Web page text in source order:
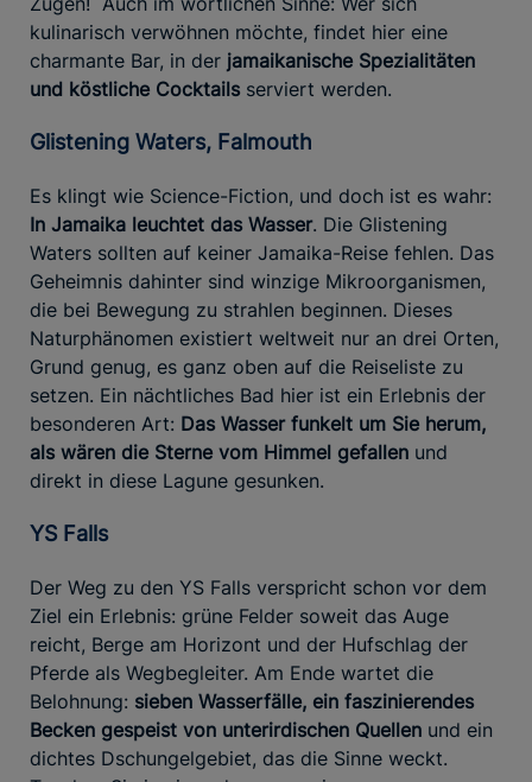
kulinarisch verwöhnen möchte, findet hier eine
charmante Bar, in der jamaikanische Spezialitäten
und köstliche Cocktails serviert werden.
Glistening Waters, Falmouth
Es klingt wie Science-Fiction, und doch ist es wahr:
In Jamaika leuchtet das Wasser. Die Glistening
Waters sollten auf keiner Jamaika-Reise fehlen. Das
Geheimnis dahinter sind winzige Mikroorganismen,
die bei Bewegung zu strahlen beginnen. Dieses
Naturphänomen existiert weltweit nur an drei Orten,
Grund genug, es ganz oben auf die Reiseliste zu
setzen. Ein nächtliches Bad hier ist ein Erlebnis der
besonderen Art: Das Wasser funkelt um Sie herum,
als wären die Sterne vom Himmel gefallen und
direkt in diese Lagune gesunken.
YS Falls
Der Weg zu den YS Falls verspricht schon vor dem
Ziel ein Erlebnis: grüne Felder soweit das Auge
reicht, Berge am Horizont und der Hufschlag der
Pferde als Wegbegleiter. Am Ende wartet die
Belohnung: sieben Wasserfälle, ein faszinierendes
Becken gespeist von unterirdischen Quellen und ein
dichtes Dschungelgebiet, das die Sinne weckt.